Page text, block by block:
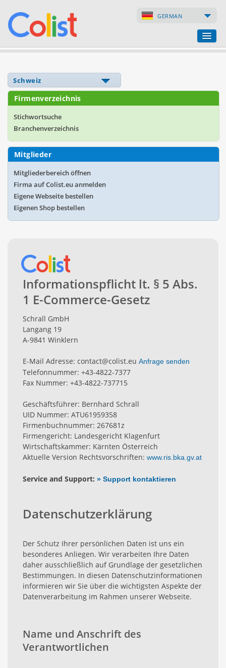
GERMAN
Firmenverzeichnis
Internet-Shops
Firmenverzeichnis
Stichwortsuche
Branchenverzeichnis
Mitglieder
Mitgliederbereich öffnen
Firma auf Colist.eu anmelden
Eigene Webseite bestellen
Eigenen Shop bestellen
Informationspflicht lt. § 5 Abs.
1 E-Commerce-Gesetz
Schrall GmbH
Langang 19
A-9841 Winklern
E-Mail Adresse: contact@colist.eu Anfrage senden
Telefonnummer: +43-4822-7377
Fax Nummer: +43-4822-737715
Geschäftsführer: Bernhard Schrall
UID Nummer: ATU61959358
Firmenbuchnummer: 267681z
Firmengericht: Landesgericht Klagenfurt
Wirtschaftskammer: Kärnten Österreich
Aktuelle Version Rechtsvorschriften: www.ris.bka.gv.at
Service and Support: » Support kontaktieren
Datenschutzerklärung
Der Schutz Ihrer persönlichen Daten ist uns ein
besonderes Anliegen. Wir verarbeiten Ihre Daten
daher ausschließlich auf Grundlage der gesetzlichen
Bestimmungen. In diesen Datenschutzinformationen
informieren wir Sie über die wichtigsten Aspekte der
Datenverarbeitung im Rahmen unserer Webseite.
Name und Anschrift des
Verantwortlichen